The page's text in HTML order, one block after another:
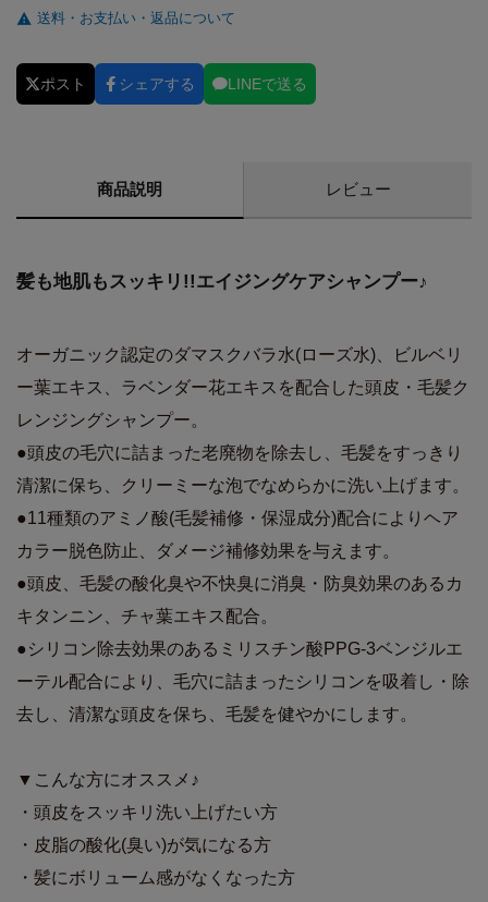
送料・お支払い・返品について
ポスト シェアする LINEで送る
商品説明 レビュー
髪も地肌もスッキリ!!エイジングケアシャンプー♪
オーガニック認定のダマスクバラ水(ローズ水)、ビルベリ
ー葉エキス、ラベンダー花エキスを配合した頭皮・毛髪ク
レンジングシャンプー。
●頭皮の毛穴に詰まった老廃物を除去し、毛髪をすっきり
清潔に保ち、クリーミーな泡でなめらかに洗い上げます。
●11種類のアミノ酸(毛髪補修・保湿成分)配合によりヘア
カラー脱色防止、ダメージ補修効果を与えます。
●頭皮、毛髪の酸化臭や不快臭に消臭・防臭効果のあるカ
キタンニン、チャ葉エキス配合。
●シリコン除去効果のあるミリスチン酸PPG-3ベンジルエ
ーテル配合により、毛穴に詰まったシリコンを吸着し・除
去し、清潔な頭皮を保ち、毛髪を健やかにします。
▼こんな方にオススメ♪
・頭皮をスッキリ洗い上げたい方
・皮脂の酸化(臭い)が気になる方
・髪にボリューム感がなくなった方